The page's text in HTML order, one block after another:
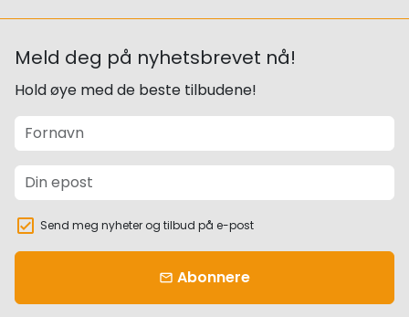
Meld deg på nyhetsbrevet nå!
Hold øye med de beste tilbudene!
Send meg nyheter og tilbud på e-post
email Abonnere